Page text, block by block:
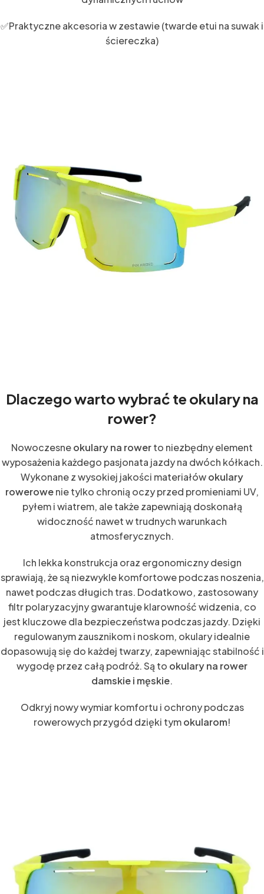
✅Praktyczne akcesoria w zestawie (twarde etui na suwak i
ściereczka)
Dlaczego warto wybrać te okulary na
rower?
Nowoczesneokulary na rowerto niezbędny element
wyposażenia każdego pasjonata jazdy na dwóch kółkach.
Wykonane z wysokiej jakości materiałówokulary
rowerowenie tylko chronią oczy przed promieniami UV,
pyłem i wiatrem, ale także zapewniają doskonałą
widoczność nawet w trudnych warunkach
atmosferycznych.
Ich lekka konstrukcja oraz ergonomiczny design
sprawiają, że są niezwykle komfortowe podczas noszenia,
nawet podczas długich tras. Dodatkowo, zastosowany
filtr polaryzacyjny gwarantuje klarowność widzenia, co
jest kluczowe dla bezpieczeństwa podczas jazdy. Dzięki
regulowanym zausznikom i noskom, okulary idealnie
dopasowują się do każdej twarzy, zapewniając stabilność i
wygodę przez całą podróż. Są to okulary na rower
damskie i męskie.
Odkryj nowy wymiar komfortu i ochrony podczas
rowerowych przygód dzięki tymokularom!